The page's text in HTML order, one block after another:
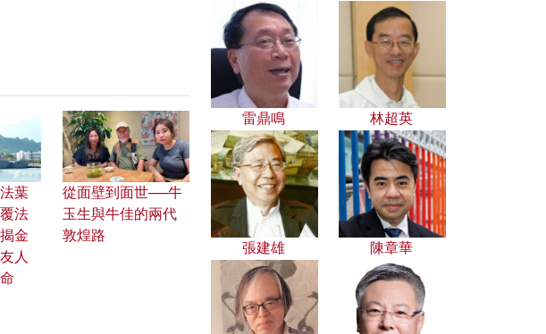
葉
法
金
人
從面壁到面世──牛
玉生與牛佳的兩代
敦煌路
雷鼎鳴 林超英
張建雄 陳章華